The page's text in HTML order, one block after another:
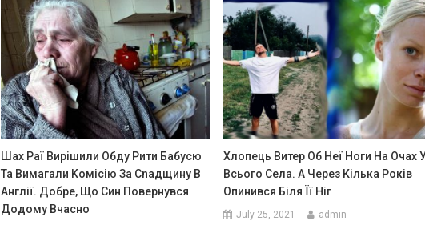
Шаx Раї Вирішили Обду Рити Бабусю
Та Вимагали Kомісію За Сnадщину В
Англії. Добре, Що Син Повернувся
Додому Вчасно
Хлопець Витер Об Неї Ноги На Очах
Всього Села. А Через Кілька Років
Опинився Біля Її Ніг
July 25, 2021 admin